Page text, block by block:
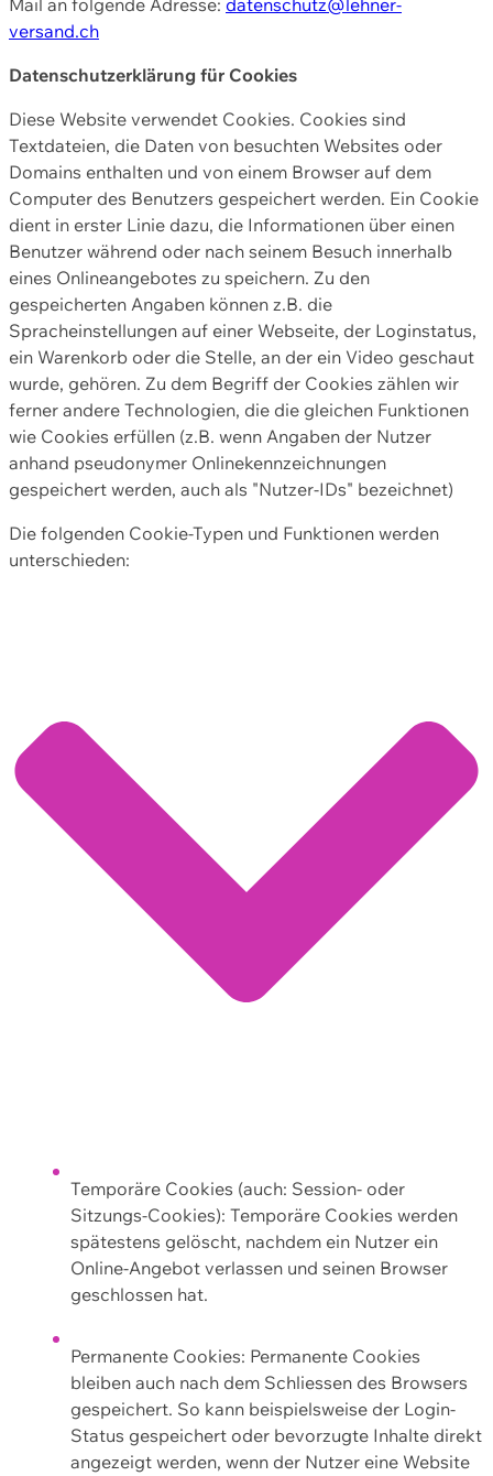
versand.ch
Datenschutzerklärung für Cookies
Diese Website verwendet Cookies. Cookies sind
Textdateien, die Daten von besuchten Websites oder
Domains enthalten und von einem Browser auf dem
Computer des Benutzers gespeichert werden. Ein Cookie
dient in erster Linie dazu, die Informationen über einen
Benutzer während oder nach seinem Besuch innerhalb
eines Onlineangebotes zu speichern. Zu den
gespeicherten Angaben können z.B. die
Spracheinstellungen auf einer Webseite, der Loginstatus,
ein Warenkorb oder die Stelle, an der ein Video geschaut
wurde, gehören. Zu dem Begriff der Cookies zählen wir
ferner andere Technologien, die die gleichen Funktionen
wie Cookies erfüllen (z.B. wenn Angaben der Nutzer
anhand pseudonymer Onlinekennzeichnungen
gespeichert werden, auch als "Nutzer-IDs" bezeichnet)
Die folgenden Cookie-Typen und Funktionen werden
unterschieden:
Temporäre Cookies (auch: Session- oder
Sitzungs-Cookies): Temporäre Cookies werden
spätestens gelöscht, nachdem ein Nutzer ein
Online-Angebot verlassen und seinen Browser
geschlossen hat.
Permanente Cookies: Permanente Cookies
bleiben auch nach dem Schliessen des Browsers
gespeichert. So kann beispielsweise der Login-
Status gespeichert oder bevorzugte Inhalte direkt
angezeigt werden, wenn der Nutzer eine Website